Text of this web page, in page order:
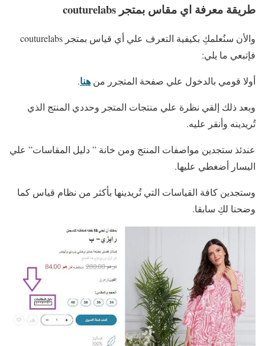
طريقة معرفة اي مقاس بمتجر couturelabs
والأن سنُعلمكِ بكيفية التعرف علي أي قياس بمتجر couturelabs
فإتبعي ما يلي:
أولا قومي بالدخول علي صفحة المتجرر من هنا.
وبعد ذلك إلقي نظرة علي منتجات المتجر وحددي المنتج الذي
تُريدينه وأنقر عليه.
عندئذ ستجدين مواصفات المنتج ومن خانة ” دليل المقاسات” علي
اليسار أضغطي عليها.
وستجدين كافة القياسات التي تُريدينها بأكثر من نظام قياس كما
وضحنا لكِ سابقا.